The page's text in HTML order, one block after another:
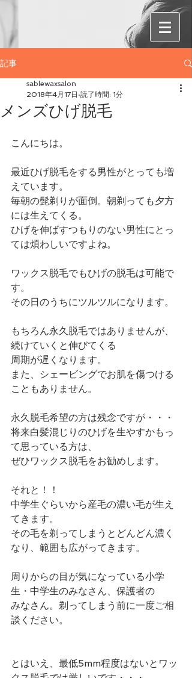
記事
メンズひげ脱毛
sablewaxsalon
2018年4月17日 読了時間: 1分
こんにちは。
最近ひげ脱毛をする男性がとっても増
えています。
毎朝の髭剃りが面倒。朝剃っても夕方
には生えてくる。
ひげを伸ばすつもりのない男性にとっ
ては煩わしいですよね。
ワックス脱毛でもひげの脱毛は可能で
す。
その日のうちにツルツルになります。
もちろん永久脱毛ではありませんが、
続けていくと伸びてくる
周期が遅くなります。
また、シェービングでお肌を傷つける
こともありません。
永久脱毛希望の方は残念ですが・・・
将来白髪混じりのひげを生やすかもっ
て思っている方は、
ぜひワックス脱毛をお勧めします。
それと！！
中学生ぐらいから産毛の濃い毛が生え
てきます。
その毛を剃ってしまうとどんどん濃く
なり、範囲も広がってきます。
周りからの目が気になっている小学
生・中学生のみなさん、保護者の
みなさん。剃ってしまう前に一度ご相
談ください。
とはいえ、最低5mm程度はないとワッ